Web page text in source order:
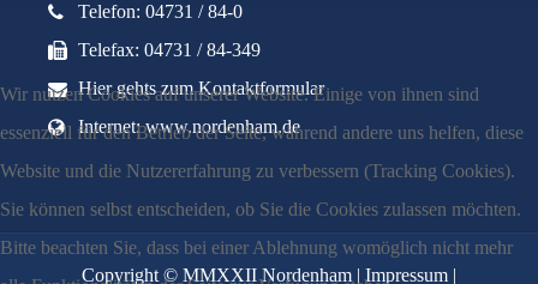
Telefon: 04731 / 84-0
Telefax: 04731 / 84-349
Hier gehts zum Kontaktformular
Internet: www.nordenham.de
Copyright © MMXXII Nordenham |Impressum |
Wir nutzen Cookies auf unserer Website. Einige von ihnen sind
essenziell für den Betrieb der Seite, während andere uns helfen, diese
Website und die Nutzererfahrung zu verbessern (Tracking Cookies).
Sie können selbst entscheiden, ob Sie die Cookies zulassen möchten.
Bitte beachten Sie, dass bei einer Ablehnung womöglich nicht mehr